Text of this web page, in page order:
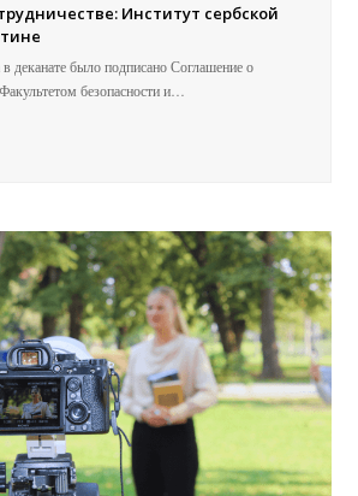
Институт сербской
деканате было подписано Соглашение о
безопасности и…